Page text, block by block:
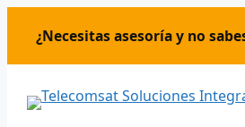
contenido
¿Necesitas asesoría y no